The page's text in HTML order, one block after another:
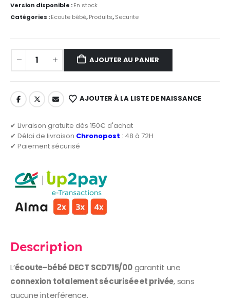
Version disponible :En stock
Catégories :Ecoute bébé,Produits,Securite
AJOUTER AU PANIER
AJOUTER À LA LISTE DE NAISSANCE
✔ Livraison gratuite dès 150€ d'achat
✔ Délai de livraison Chronopost : 48 à 72H
✔ Paiement sécurisé
Description
L’écoute-bébé DECT SCD715/00garantit une
connexion totalement sécurisée et privée, sans
aucune interférence.